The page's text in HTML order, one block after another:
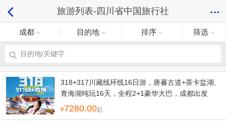
旅游列表-四川省中国旅行社
成都 目的地 排序 筛选
目的地/关键字
318+317川藏线环线16日游，唐蕃古道+茶卡盐湖、
青海湖纯玩16天，全程2+1豪华大巴，成都出发
7280.00起